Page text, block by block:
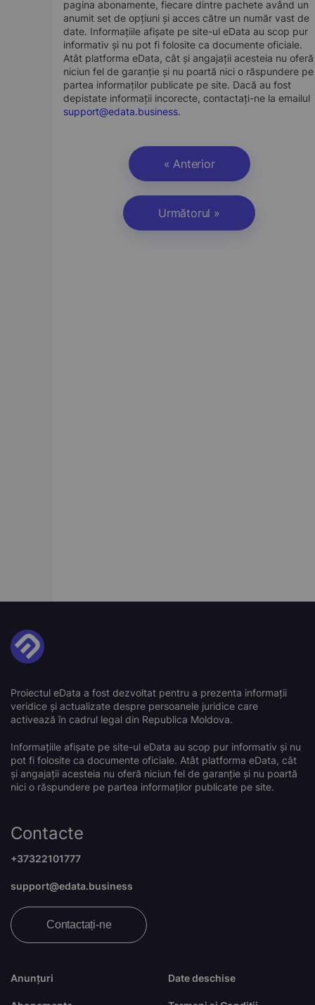
pagina abonamente, fiecare dintre pachete având un
anumit set de opțiuni și acces către un număr vast de
date. Informațiile afișate pe site-ul eData au scop pur
informativ și nu pot fi folosite ca documente oficiale.
Atât platforma eData, cât și angajații acesteia nu oferă
niciun fel de garanție și nu poartă nici o răspundere pe
partea informaților publicate pe site. Dacă au fost
depistate informații incorecte, contactați-ne la emailul
support@edata.business.
« Anterior
Următorul »
Proiectul eData a fost dezvoltat pentru a prezenta informații
veridice și actualizate despre persoanele juridice care
activează în cadrul legal din Republica Moldova.
Informațiile afișate pe site-ul eData au scop pur informativ și nu
pot fi folosite ca documente oficiale. Atât platforma eData, cât
și angajații acesteia nu oferă niciun fel de garanție și nu poartă
nici o răspundere pe partea informaților publicate pe site.
Anunțuri Date deschise
Contacte
+37322101777
support@edata.business
Contactați-ne